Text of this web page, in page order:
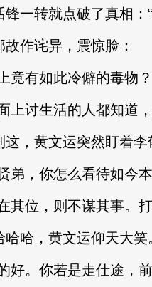
转就点破了真相：“
诧异，震惊脸：
有如此冷僻的毒物？
讨生活的人都知道，
黄文运突然盯着李
，你怎么看待如今本
位，则不谋其事。打
，黄文运仰天大笑
。你若是走仕途，前